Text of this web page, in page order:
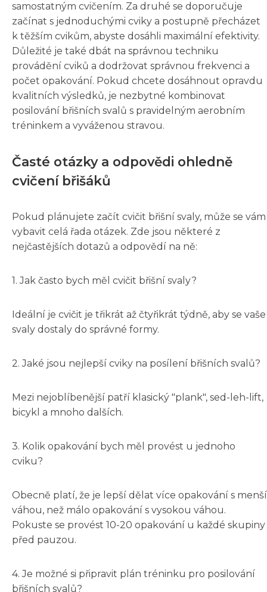
samostatným cvičením. Za druhé se doporučuje
začínat s jednoduchými cviky a postupně přecházet
k těžším cvikům, abyste dosáhli maximální efektivity.
Důležité je také dbát na správnou techniku
provádění cviků a dodržovat správnou frekvenci a
počet opakování. Pokud chcete dosáhnout opravdu
kvalitních výsledků, je nezbytné kombinovat
posilování břišních svalů s pravidelným aerobním
tréninkem a vyváženou stravou.
Časté otázky a odpovědi ohledně
cvičení břišáků
Pokud plánujete začít cvičit břišní svaly, může se vám
vybavit celá řada otázek. Zde jsou některé z
nejčastějších dotazů a odpovědí na ně:
1. Jak často bych měl cvičit břišní svaly?
Ideální je cvičit je třikrát až čtyřikrát týdně, aby se vaše
svaly dostaly do správné formy.
2. Jaké jsou nejlepší cviky na posílení břišních svalů?
Mezi nejoblíbenější patří klasický "plank", sed-leh-lift,
bicykl a mnoho dalších.
3. Kolik opakování bych měl provést u jednoho
cviku?
Obecně platí, že je lepší dělat více opakování s menší
váhou, než málo opakování s vysokou váhou.
Pokuste se provést 10-20 opakování u každé skupiny
před pauzou.
4. Je možné si připravit plán tréninku pro posilování
břišních svalů?